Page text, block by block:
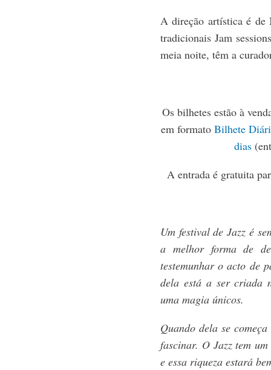
A direção artística é de
tradicionais Jam
meia noite, têm a
Os bilhetes estão à
em formato Bilhete
dias
A entrada é gratuita
Um festival de Jazz é
a melhor forma de
testemunhar o acto de
dela está a ser criada
uma magia únicos.
Quando dela se
fascinar. O Jazz tem
e essa riqueza estará